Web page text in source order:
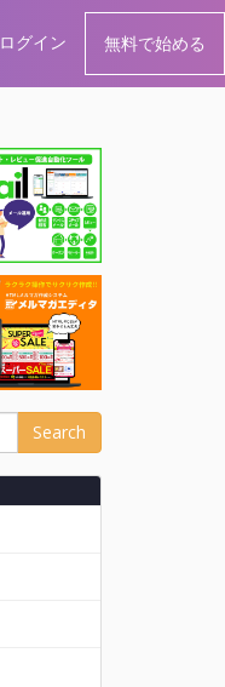
ログイン 無料で始める
Search